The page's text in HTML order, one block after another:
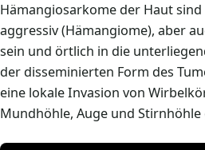
Hämangiosarkome der Haut
aggressiv (Hämangiome), aber
sein und örtlich in die
der disseminierten Form des
eine lokale Invasion von
Mundhöhle, Auge und